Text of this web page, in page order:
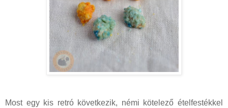
Most egy kis retró következik, némi kötelező ételfestékkel